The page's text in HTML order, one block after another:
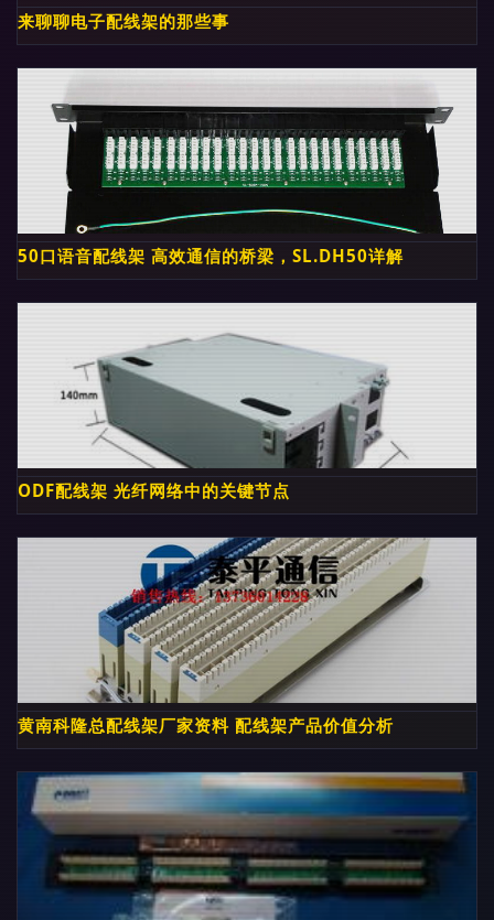
来聊聊电子配线架的那些事
50口语音配线架 高效通信的桥梁，SL.DH50详解
ODF配线架 光纤网络中的关键节点
黄南科隆总配线架厂家资料 配线架产品价值分析